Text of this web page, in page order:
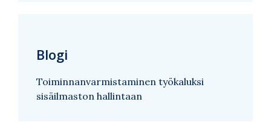
Blogi
Toiminnanvarmistaminen työkaluksi
sisäilmaston hallintaan